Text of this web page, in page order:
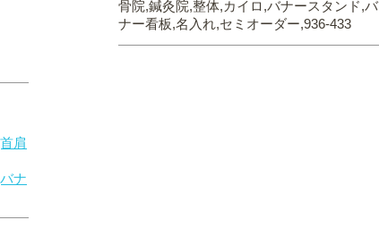
肩
ナ
骨院,鍼灸院,整体,カイロ,バナースタンド,バ
ナー看板,名入れ,セミオーダー,936-433